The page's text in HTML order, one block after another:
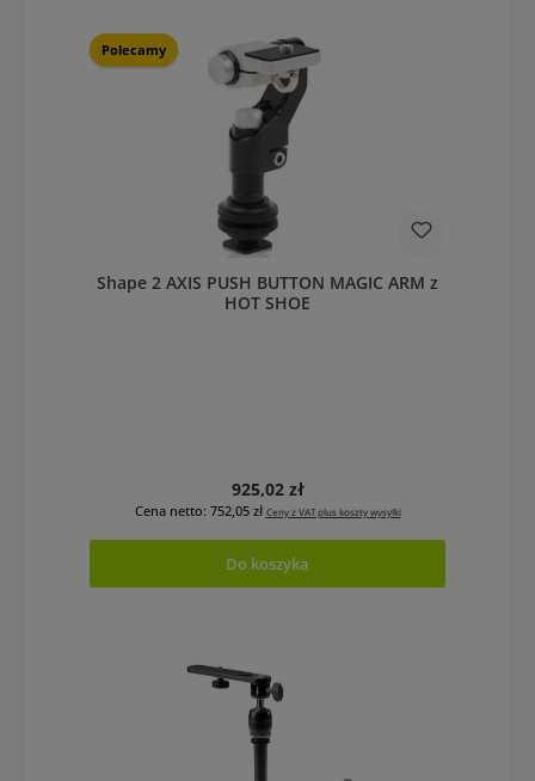
Polecamy
Shape 2 AXIS PUSH BUTTON MAGIC ARM z
HOT SHOE
Cena regularna:
925,02 zł
Cena netto: 752,05 zł Ceny z VAT plus koszty wysyłki
Do koszyka